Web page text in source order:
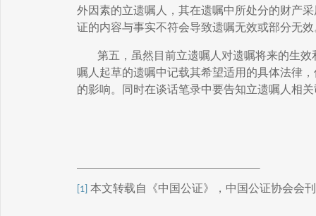
外因素的立遗嘱人，其在遗嘱中所处分的财产
证的内容与事实不符会导致遗嘱无效或部分无效
第五，虽然目前立遗嘱人对遗嘱将来的生
嘱人起草的遗嘱中记载其希望适用的具体法律
的影响。同时在谈话笔录中要告知立遗嘱人相
[1] 本文转载自《中国公证》，中国公证协会会